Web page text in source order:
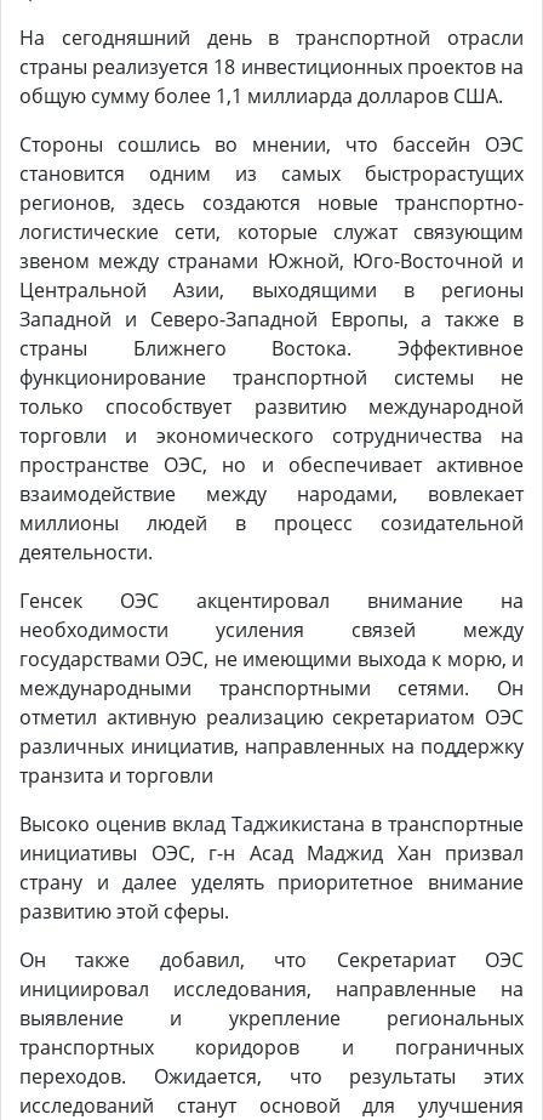
На сегодняшний день в транспортной отрасли
страны реализуется 18 инвестиционных проектов на
общую сумму более 1,1 миллиарда долларов США.
Стороны сошлись во мнении, что бассейн ОЭС
становится одним из самых быстрорастущих
регионов, здесь создаются новые транспортно-
логистические сети, которые служат связующим
звеном между странами Южной, Юго-Восточной и
Центральной Азии, выходящими в регионы
Западной и Северо-Западной Европы, а также в
страны Ближнего Востока. Эффективное
функционирование транспортной системы не
только способствует развитию международной
торговли и экономического сотрудничества на
пространстве ОЭС, но и обеспечивает активное
взаимодействие между народами, вовлекает
миллионы людей в процесс созидательной
деятельности.
Генсек ОЭС акцентировал внимание на
необходимости усиления связей между
государствами ОЭС, не имеющими выхода к морю, и
международными транспортными сетями. Он
отметил активную реализацию секретариатом ОЭС
различных инициатив, направленных на поддержку
транзита и торговли
Высоко оценив вклад Таджикистана в транспортные
инициативы ОЭС, г-н Асад Маджид Хан призвал
страну и далее уделять приоритетное внимание
развитию этой сферы.
Он также добавил, что Секретариат ОЭС
инициировал исследования, направленные на
выявление и укрепление региональных
транспортных коридоров и пограничных
переходов. Ожидается, что результаты этих
исследований станут основой для улучшения